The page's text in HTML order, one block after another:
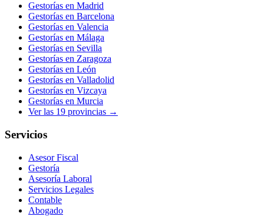
Gestorías en Madrid
Gestorías en Barcelona
Gestorías en Valencia
Gestorías en Málaga
Gestorías en Sevilla
Gestorías en Zaragoza
Gestorías en León
Gestorías en Valladolid
Gestorías en Vizcaya
Gestorías en Murcia
Ver las 19 provincias →
Servicios
Asesor Fiscal
Gestoría
Asesoría Laboral
Servicios Legales
Contable
Abogado